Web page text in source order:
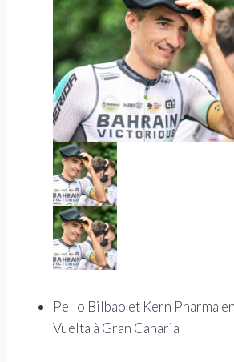
Pello Bilbao et Kern Pharma
Vuelta à Gran Canaria